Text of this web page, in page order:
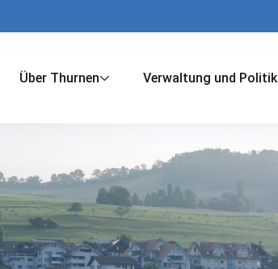
Über Thurnen Verwaltung und Politik